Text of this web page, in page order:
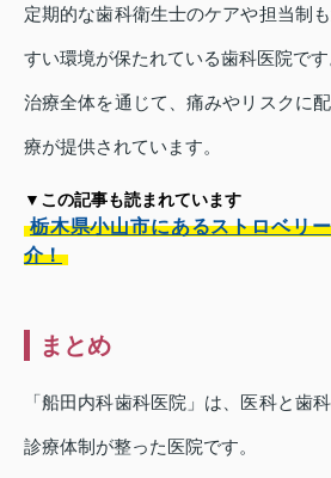
定期的な歯科衛生士のケアや担当制
すい環境が保たれている歯科医院です
治療全体を通じて、痛みやリスクに
療が提供されています。
▼この記事も読まれています
栃木県小山市にあるストロベリ
介！
まとめ
「船田内科歯科医院」は、医科と歯
診療体制が整った医院です。